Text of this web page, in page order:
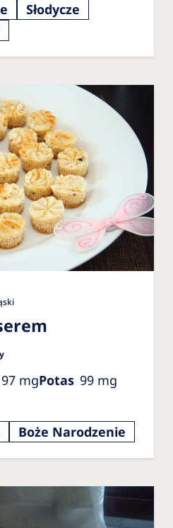
Słodycze
97 mgPotas 99 mg
Boże Narodzenie